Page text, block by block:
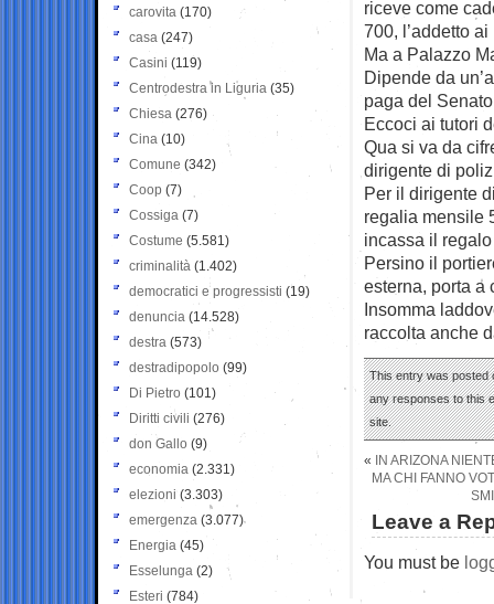
riceve come
700, l’addetto
Ma a Palazzo
Dipende da
paga del
Eccoci ai tutori
Qua si va da
dirigente di
Per il dirigente
regalia mensile
incassa il
Persino il
esterna, porta a
Insomma
raccolta anche
This entry was posted
any responses to this
site.
«
IN ARIZONA
MA CHI FANNO
Leave a
You must be
carovita (170)
casa (247)
Casini (119)
Centrodestra in Liguria (35)
Chiesa (276)
Cina (10)
Comune (342)
Coop (7)
Cossiga (7)
Costume (5.581)
criminalità (1.402)
democratici e progressisti (19)
denuncia (14.528)
destra (573)
destradipopolo (99)
Di Pietro (101)
Diritti civili (276)
don Gallo (9)
economia (2.331)
elezioni (3.303)
emergenza (3.077)
Energia (45)
Esselunga (2)
Esteri (784)